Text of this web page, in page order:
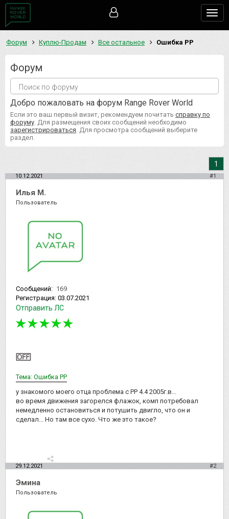
Форум Куплю-Продам Все остальное Ошибка РР
Форум
Добро пожаловать на форум Range Rover World
Если это ваш первый визит, рекомендуем почитать справку по
форуму . Для размещения своих сообщений необходимо
зарегистрироваться . Для просмотра сообщений выберите
раздел.
1
10.12.2021 #1
Илья М.
Пользователь
Сообщений: 169
Регистрация: 03.07.2021
Отправить ЛС
Тема: Ошибка РР
у знакомого моего отца проблема с РР 4.4 2005г.в...
во время движения загорелся флажок, комп потребовал
немедленно остановиться и потушить двигло, что он и
сделал... Но там все сухо. Что же это такое?
29.12.2021 #2
Эмина
Пользователь